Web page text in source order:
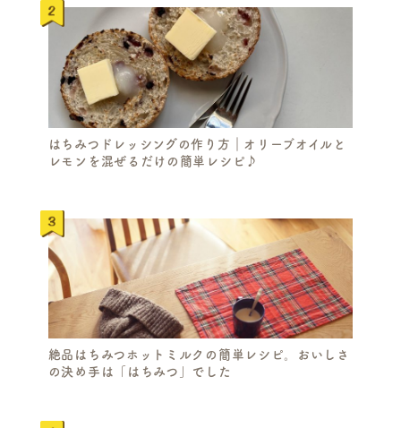
はちみつドレッシングの作り方｜オリーブオイルと
レモンを混ぜるだけの簡単レシピ♪
絶品はちみつホットミルクの簡単レシピ。おいしさ
の決め手は「はちみつ」でした